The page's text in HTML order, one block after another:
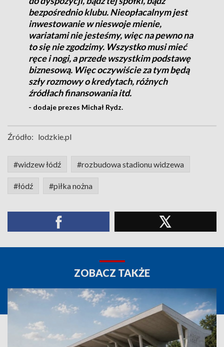
bezpośrednio klubu. Nieopłacalnym jest
inwestowanie w nieswoje mienie,
wariatami nie jesteśmy, więc na pewno na
to się nie zgodzimy. Wszystko musi mieć
ręce i nogi, a przede wszystkim podstawę
biznesową. Więc oczywiście za tym będą
szły rozmowy o kredytach, różnych
źródłach finansowania itd.
- dodaje prezes Michał Rydz.
Źródło: lodzkie.pl
#widzew łódź #rozbudowa stadionu widzewa
#łódź #piłka nożna
ZOBACZ TAKŻE